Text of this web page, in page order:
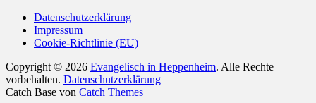
Datenschutzerklärung
Impressum
Cookie-Richtlinie (EU)
Copyright © 2026 Evangelisch in Heppenheim. Alle Rechte
vorbehalten. Datenschutzerklärung
Catch Base von Catch Themes